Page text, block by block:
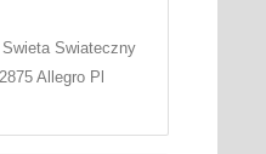
Swiateczny
Allegro Pl